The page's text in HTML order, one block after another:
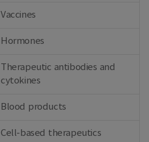
Vaccines
Hormones
Therapeutic antibodies and
cytokines
Blood products
Cell-based therapeutics